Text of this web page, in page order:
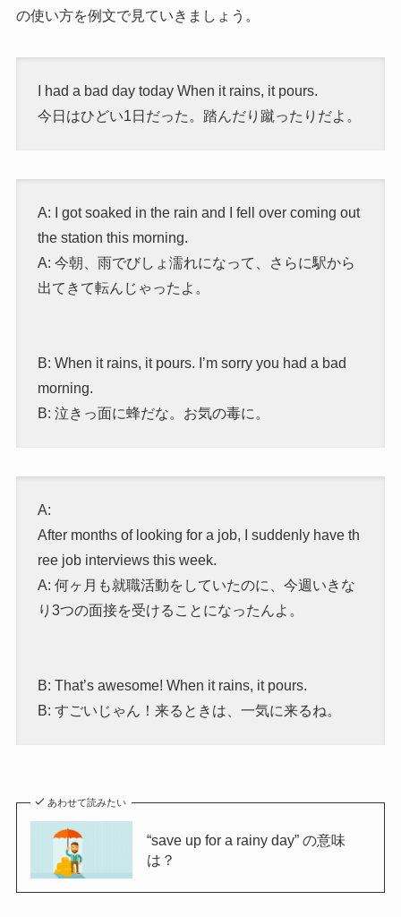
の使い方を例文で見ていきましょう。
I had a bad day today When it rains, it pours.
今日はひどい1日だった。踏んだり蹴ったりだよ。
A: I got soaked in the rain and I fell over coming out
the station this morning.
A: 今朝、雨でびしょ濡れになって、さらに駅から
出てきて転んじゃったよ。
B: When it rains, it pours. I’m sorry you had a bad
morning.
B: 泣きっ面に蜂だな。お気の毒に。
A:
After months of looking for a job, I suddenly have th
ree job interviews this week.
A: 何ヶ月も就職活動をしていたのに、今週いきな
り3つの面接を受けることになったんよ。
B: That’s awesome! When it rains, it pours.
B: すごいじゃん！来るときは、一気に来るね。
あわせて読みたい
“save up for a rainy day” の意味
は？